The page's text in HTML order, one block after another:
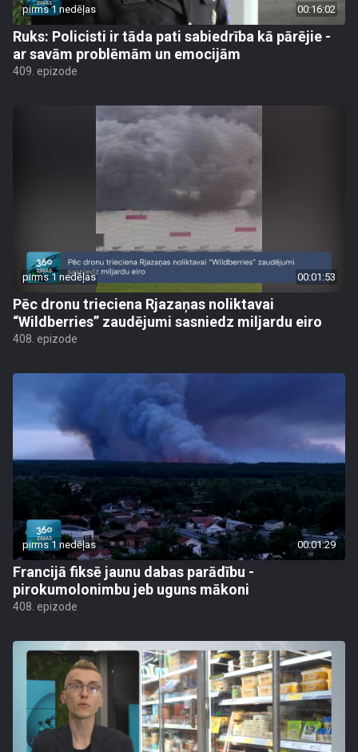
pirms 1 nedēļas 00:16:02
Ruks: Policisti ir tāda pati sabiedrība kā pārējie -
ar savām problēmām un emocijām
409. epizode
pirms 1 nedēļas 00:01:53
Pēc dronu trieciena Rjazaņas noliktavai
“Wildberries” zaudējumi sasniedz miljardu eiro
408. epizode
pirms 1 nedēļas 00:01:29
Francijā fiksē jaunu dabas parādību -
pirokumolonimbu jeb uguns mākoni
408. epizode